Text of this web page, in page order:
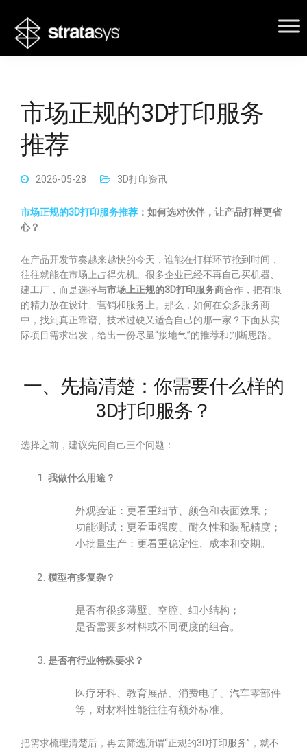
市场正规的3D打印服务
推荐
2026-05-28 3D打印资讯
市场正规的3D打印服务推荐 ：如何选对伙伴，让产品打样更省
心？
在产品开发节奏越来越快的今天，谁能在打样环节抢到时间，
往往就能在市场上占得先机。很多企业已经不再自己买机器、
建工厂，而是选择与市场上正规的3D打印服务商合作，把有限
的精力放在设计、营销和服务上。那么，如何在众多服务商
中，找到真正靠谱、技术过硬又适合自己的那一家？下面从实
际项目需求出发，给出一份尽量“接地气”的推荐和判断思路。
一、先搞清楚：你需要什么样的
3D打印服务？
选择之前，建议先问自己三个问题：
我做什么用途？
外观验证：更看重细节、颜色和表面效果；
功能测试：更看重强度、耐久性和装配精度；
小批量生产：更看重稳定性、成本和交期。
模型有多复杂？
是否有很多薄壁、空腔、细小结构；
是否需要多材料或不同硬度的组合。
是否有行业特殊要求？
医疗牙科、教育展品、消费电子、汽车零部件
等，对材料性能往往有额外标准。
把需求梳理清楚后，再去筛选所谓“正规的3D打印服务”，就不